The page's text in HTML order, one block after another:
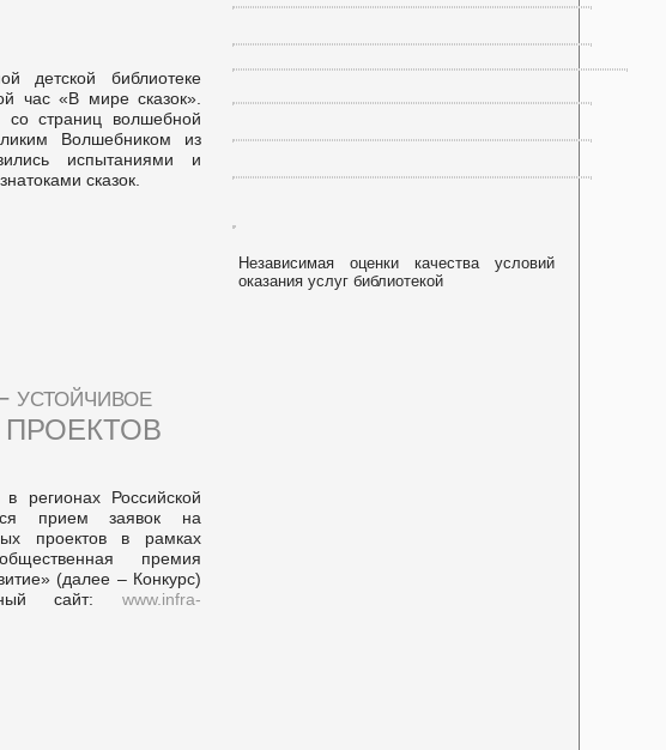
детской библиотеке
час «В мире сказок».
со страниц волшебной
Волшебником из
испытаниями и
сказок.
ПРОЕКТОВ
регионах Российской
прием заявок на
проектов в рамках
премия
(далее – Конкурс)
сайт: www.infra-
Независимая оценки качества условий
оказания услуг библиотекой